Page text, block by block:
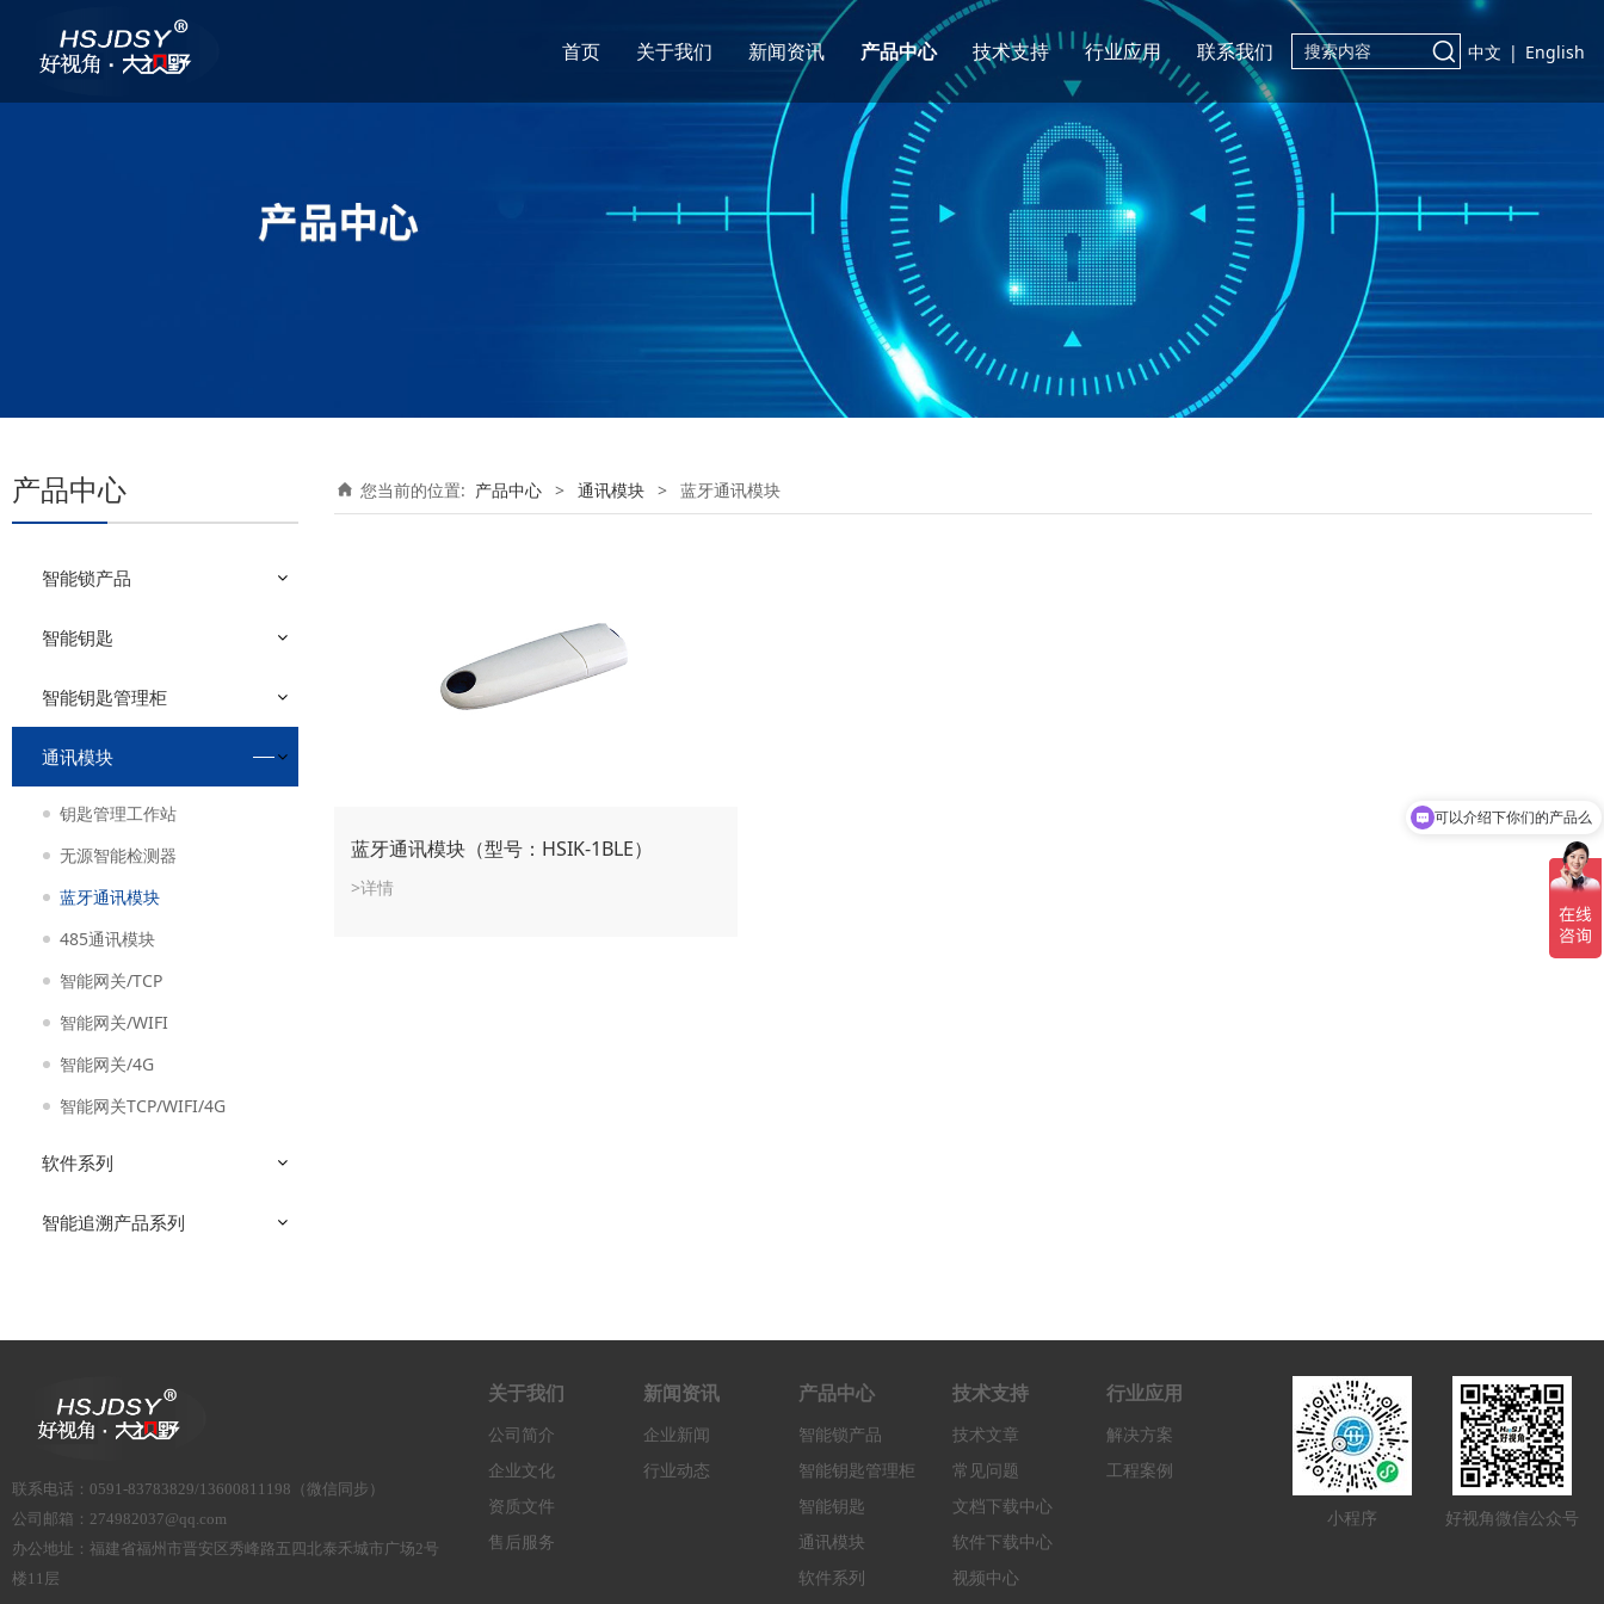
中文 | English
首页 关于我们 新闻资讯 产品中心 技术支持 行业应用 联系我们
产品中心
智能锁产品
智能钥匙
智能钥匙管理柜
通讯模块
钥匙管理工作站
无源智能检测器
蓝牙通讯模块
485通讯模块
智能网关/TCP
智能网关/WIFI
智能网关/4G
智能网关TCP/WIFI/4G
软件系列
智能追溯产品系列
您当前的位置: 产品中心 > 通讯模块 > 蓝牙通讯模块
蓝牙通讯模块（型号：HSIK-1BLE）
>详情
联系电话 ： 0591-83783829/13600811198（微信同步）
公司邮箱： 274982037@qq.com
办公地址： 福建省福州市晋安区秀峰路五四北泰禾城市广场2号
楼11层
关于我们
公司简介
企业文化
资质文件
售后服务
新闻资讯
企业新闻
行业动态
产品中心
智能锁产品
智能钥匙管理柜
智能钥匙
通讯模块
软件系列
技术支持
技术文章
常见问题
文档下载中心
软件下载中心
视频中心
行业应用
解决方案
工程案例
小程序 好视角微信公众号
可以介绍下你们的产品么